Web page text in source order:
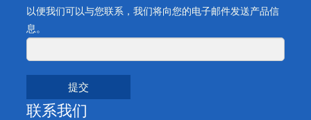
以便我们可以与您联系，我们将向您的电子邮件发送产品信
息。
提交
联系我们